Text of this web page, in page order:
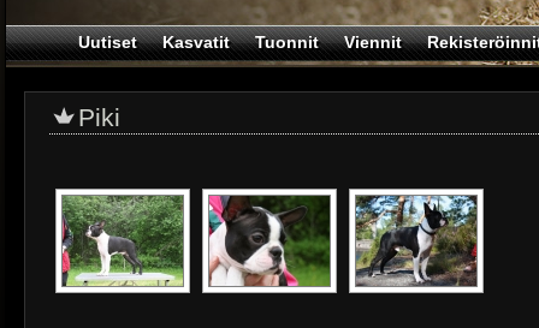
Uutiset Kasvatit Tuonnit Viennit
Piki